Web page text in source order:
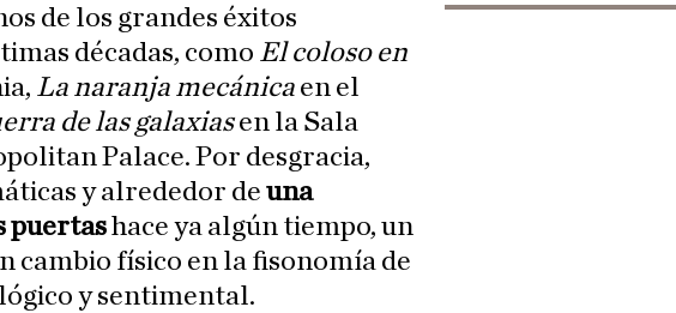
de los grandes éxitos
décadas, como El coloso en
La naranja mecánica en el
de las galaxiasen la Sala
Palace. Por desgracia,
y alrededor de una
puertashace ya algún tiempo, un
cambio físico en la fisonomía de
y sentimental.